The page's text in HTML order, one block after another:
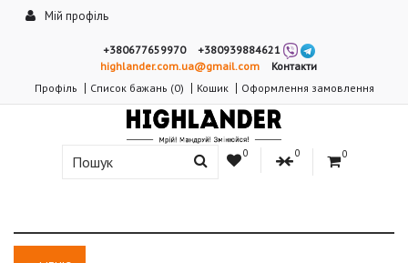
Мій профіль
+380677659970
+380939884621
highlander.com.ua@gmail.com
Контакти
Профіль
Список бажань (0) Кошик Оформлення замовлення
0 0 0